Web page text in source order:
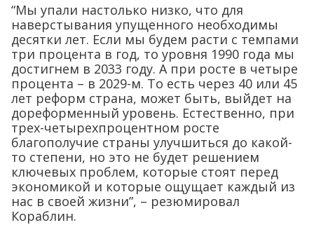
“Мы упали настолько низко, что для
наверстывания упущенного необходимы
десятки лет. Если мы будем расти с темпами
три процента в год, то уровня 1990 года мы
достигнем в 2033 году. А при росте в четыре
процента – в 2029-м. То есть через 40 или 45
лет реформ страна, может быть, выйдет на
дореформенный уровень. Естественно, при
трех-четырехпроцентном росте
благополучие страны улучшиться до какой-
то степени, но это не будет решением
ключевых проблем, которые стоят перед
экономикой и которые ощущает каждый из
нас в своей жизни”, – резюмировал
Кораблин.